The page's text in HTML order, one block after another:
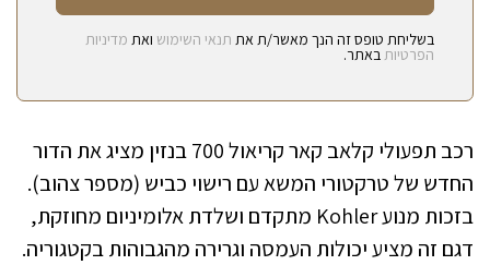
בשליחת טופס זה הנך מאשר/ת את תנאי השימוש ואת מדיניות
הפרטיותבאתר.
רכב תפעולי קלאב קאר קריאול 700 בנזין מציג את הדור
החדש של טרקטורי המשא עם רישוי כביש (מספר צהוב).
בזכות מנוע Kohler מתקדם ושלדת אלומיניום מחוזקת,
דגם זה מציע יכולות העמסה וגרירה מהגבוהות בקטגוריה.